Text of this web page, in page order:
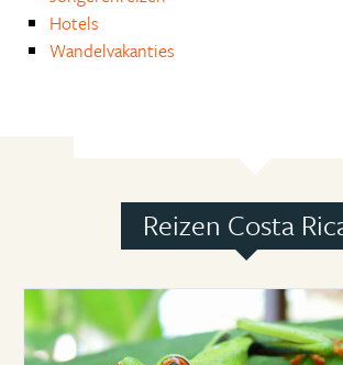
Hotels
Wandelvakanties
Reizen Costa